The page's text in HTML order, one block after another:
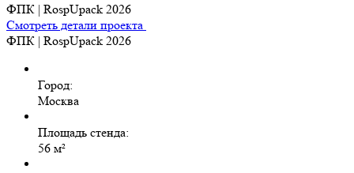
ФПК | RospUpack 2026
Смотреть детали проекта
ФПК | RospUpack 2026
Город:
Москва
Площадь стенда:
56 м²